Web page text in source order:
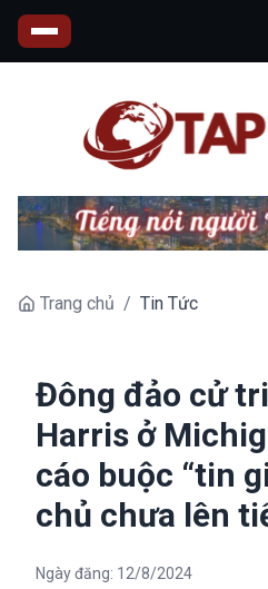
Trang chủ / Tin Tức
Đông đảo cử
Harris ở
cáo buộc “tin
chủ chưa lên
Ngày đăng: 12/8/2024